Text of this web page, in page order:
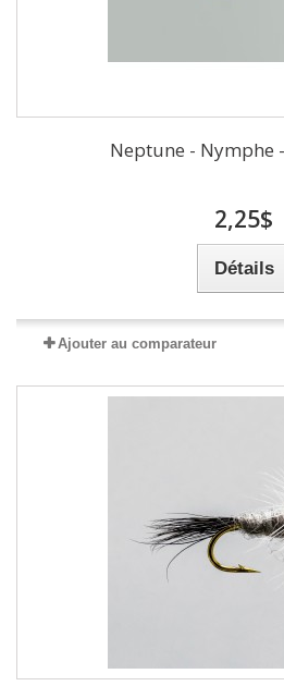
Neptune - Nymphe
2,25$
Détails
Ajouter au comparateur